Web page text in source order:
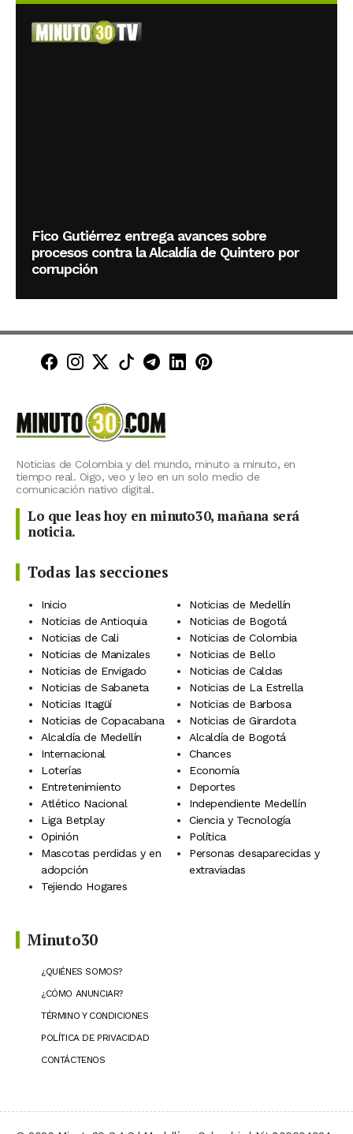
Fico Gutiérrez entrega avances sobre
procesos contra la Alcaldía de Quintero por
corrupción
Minuto30 en Facebook
Minuto30 en Instagram
Minuto30 en X (Twitter)
Minuto30 en TikTok
Canal de Minuto30 en
Minuto30 en LinkedIn
Minuto30 en
Noticias de Colombia y del mundo, minuto a minuto, en
tiempo real. Oigo, veo y leo en un solo medio de
comunicación nativo digital.
Lo que leas hoy en minuto30, mañana será
noticia.
Todas las secciones
Inicio
Noticias de Medellín
Noticias de Antioquia
Noticias de Bogotá
Noticias de Cali
Noticias de Colombia
Noticias de Manizales
Noticias de Bello
Noticias de Envigado
Noticias de Caldas
Noticias de Sabaneta
Noticias de La Estrella
Noticias Itagüí
Noticias de Barbosa
Noticias de Copacabana
Noticias de Girardota
Alcaldía de Medellín
Alcaldía de Bogotá
Internacional
Chances
Loterías
Economía
Entretenimiento
Deportes
Atlético Nacional
Independiente Medellín
Liga Betplay
Ciencia y Tecnología
Opinión
Política
Mascotas perdidas y en
adopción
Personas desaparecidas y
extraviadas
Tejiendo Hogares
Minuto30
¿QUIÉNES SOMOS?
¿CÓMO ANUNCIAR?
TÉRMINO Y CONDICIONES
POLÍTICA DE PRIVACIDAD
CONTÁCTENOS